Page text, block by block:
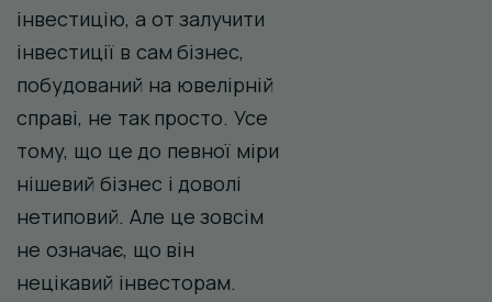
інвестицію, а от залучити
інвестиції в сам бізнес,
побудований на ювелірній
справі, не так просто. Усе
тому, що це до певної міри
нішевий бізнес і доволі
нетиповий. Але це зовсім
не означає, що він
нецікавий інвесторам.